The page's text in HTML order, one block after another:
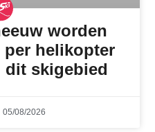
worden
helikopter
skigebied
05/08/2026